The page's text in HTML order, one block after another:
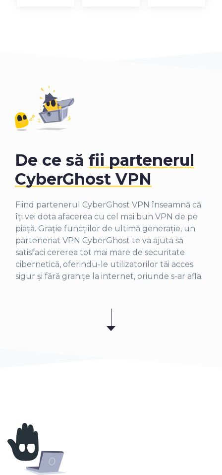
De ce să fii partenerul
CyberGhost VPN
Fiind partenerul CyberGhost VPN înseamnă că
îți vei dota afacerea cu cel mai bun VPN de pe
piață. Grație funcțiilor de ultimă generație, un
parteneriat VPN CyberGhost te va ajuta să
satisfaci cererea tot mai mare de securitate
cibernetică, oferindu-le utilizatorilor tăi acces
sigur și fără granițe la internet, oriunde s-ar afla.